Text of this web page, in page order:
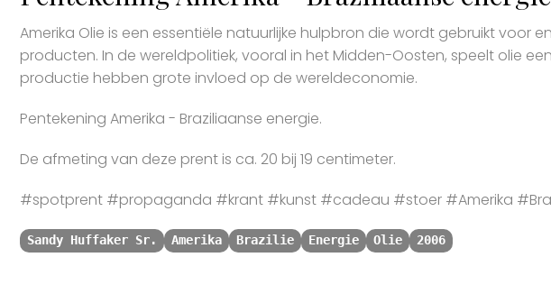
Amerika Olie is een essentiële natuurlijke hulpbron die wordt gebruikt voor
producten. In de wereldpolitiek, vooral in het Midden-Oosten, speelt olie
productie hebben grote invloed op de wereldeconomie.
Pentekening Amerika - Braziliaanse energie.
De afmeting van deze prent is ca. 20 bij 19 centimeter.
#spotprent #propaganda #krant #kunst #cadeau #stoer #Amerika
Sandy Huffaker Sr. Amerika Brazilie Energie Olie 2006